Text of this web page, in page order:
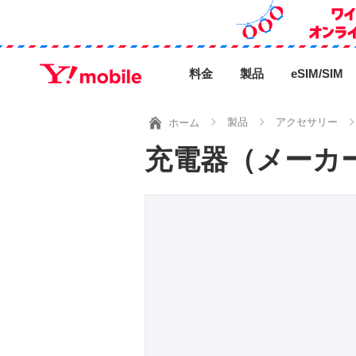
料金 製品 eSIM/SIM
ホーム 製品 アクセサリー
充電器（メーカ